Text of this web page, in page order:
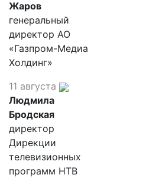
Жаров
генеральный
директор АО
«Газпром-Медиа
Холдинг»
11 августа
Людмила
Бродская
директор
Дирекции
телевизионных
программ НТВ